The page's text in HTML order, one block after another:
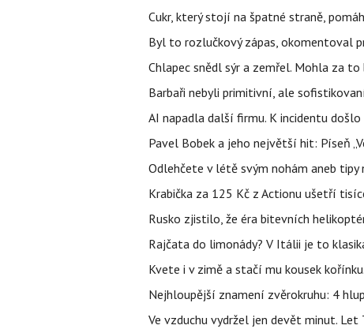
Cukr, který stojí na špatné straně,
Byl to rozlučkový zápas, okomentoval
Chlapec snědl sýr a zemřel. Mohla za to
Barbaři nebyli primitivní, ale
AI napadla další firmu. K incidentu
Pavel Bobek a jeho největší hit: Píseň
Odlehčete v létě svým nohám aneb tipy
Krabička za 125 Kč z Actionu ušetří
Rusko zjistilo, že éra bitevních
Rajčata do limonády? V Itálii je to
Kvete i v zimě a stačí mu kousek
Nejhloupější znamení zvěrokruhu: 4
Ve vzduchu vydržel jen devět minut.